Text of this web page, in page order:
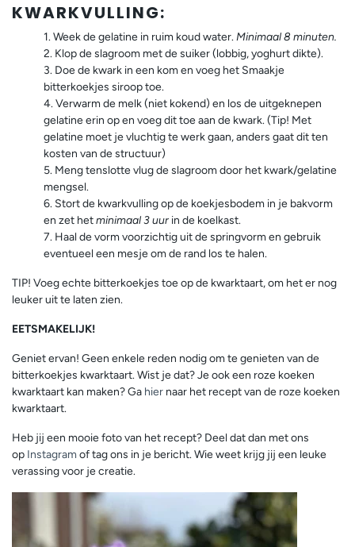
KWARKVULLING:
Week de gelatine in ruim koud water.Minimaal 8 minuten.
Klop de slagroom met de suiker (lobbig, yoghurt dikte).
Doe de kwark in een kom en voeg het Smaakje
bitterkoekjes siroop toe.
Verwarm de melk (niet kokend) en los de uitgeknepen
gelatine erin op en voeg dit toe aan de kwark. (Tip! Met
gelatine moet je vluchtig te werk gaan, anders gaat dit ten
kosten van de structuur)
Meng tenslotte vlug de slagroom door het kwark/gelatine
mengsel.
Stort de kwarkvulling op de koekjesbodem in je bakvorm
en zet hetminimaal 3 uur in de koelkast.
Haal de vorm voorzichtig uit de springvorm en gebruik
eventueel een mesje om de rand los te halen.
TIP! Voeg echte bitterkoekjes toe op de kwarktaart, om het er nog
leuker uit te laten zien.
EETSMAKELIJK!
Geniet ervan! Geen enkele reden nodig om te genieten van de
bitterkoekjes kwarktaart. Wist je dat? Je ook een roze koeken
kwarktaart kan maken? Ga hier naar het recept van de roze koeken
kwarktaart.
Heb jij een mooie foto van het recept? Deel dat dan met ons
op Instagram of tag ons in je bericht. Wie weet krijg jij een leuke
verassing voor je creatie.